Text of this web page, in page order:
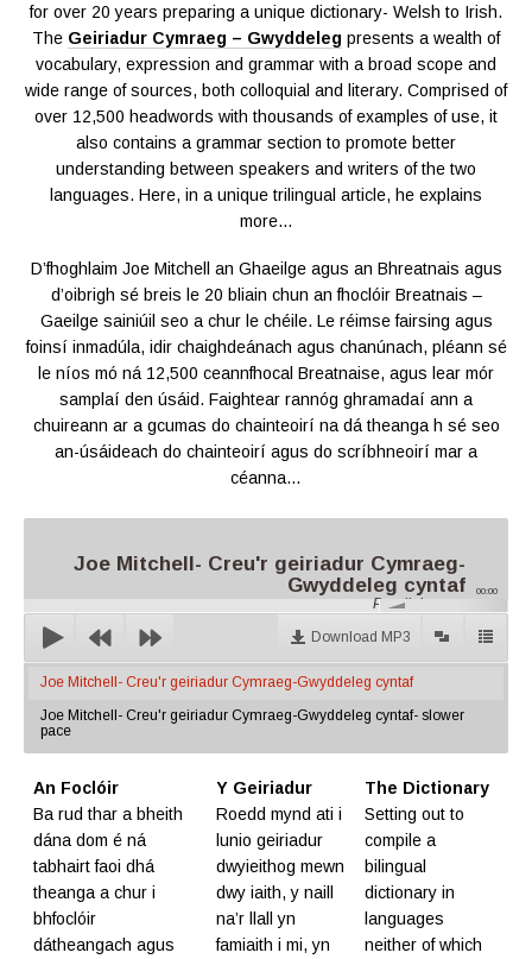
for over 20 years preparing a unique dictionary- Welsh to Irish.
The Geiriadur Cymraeg – Gwyddeleg presents a wealth of
vocabulary, expression and grammar with a broad scope and
wide range of sources, both colloquial and literary. Comprised of
over 12,500 headwords with thousands of examples of use, it
also contains a grammar section to promote better
understanding between speakers and writers of the two
languages. Here, in a unique trilingual article, he explains
more…
D’fhoghlaim Joe Mitchell an Ghaeilge agus an Bhreatnais agus
d’oibrigh sé breis le 20 bliain chun an fhoclóir Breatnais –
Gaeilge sainiúil seo a chur le chéile. Le réimse fairsing agus
foinsí inmadúla, idir chaighdeánach agus chanúnach, pléann sé
le níos mó ná 12,500 ceannfhocal Breatnaise, agus lear mór
samplaí den úsáid. Faightear rannóg ghramadaí ann a
chuireann ar a gcumas do chainteoirí na dá theanga h sé seo
an-úsáideach do chainteoirí agus do scríbhneoirí mar a
céanna…
Joe Mitchell- Creu'r geiriadur Cymraeg-
Gwyddeleg cyntaf
Parallel.cymru
00:00
Download MP3
Joe Mitchell- Creu'r geiriadur Cymraeg-Gwyddeleg cyntaf
Joe Mitchell- Creu'r geiriadur Cymraeg-Gwyddeleg cyntaf- slower
pace
An Foclóir
Ba rud thar a bheith
dána dom é ná
tabhairt faoi dhá
theanga a chur i
bhfoclóir
dátheangach agus
Y Geiriadur
Roedd mynd ati i
lunio geiriadur
dwyieithog mewn
dwy iaith, y naill
na’r llall yn
famiaith i mi, yn
The Dictionary
Setting out to
compile a
bilingual
dictionary in
languages
neither of which